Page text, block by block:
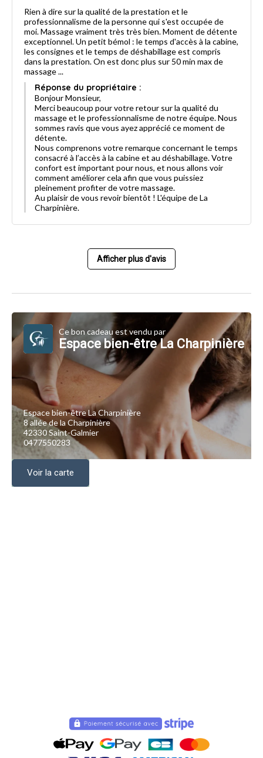
Rien à dire sur la qualité de la prestation et le
professionnalisme de la personne qui s'est occupée de
moi. Massage vraiment très très bien. Moment de détente
exceptionnel. Un petit bémol : le temps d'accès à la cabine,
les consignes et le temps de déshabillage est compris
dans la prestation. On est donc plus sur 50 min max de
massage ...
Réponse du propriétaire :
Bonjour Monsieur,
Merci beaucoup pour votre retour sur la qualité du
massage et le professionnalisme de notre équipe. Nous
sommes ravis que vous ayez apprécié ce moment de
détente.
Nous comprenons votre remarque concernant le temps
consacré à l’accès à la cabine et au déshabillage. Votre
confort est important pour nous, et nous allons voir
comment améliorer cela afin que vous puissiez
pleinement profiter de votre massage.
Au plaisir de vous revoir bientôt ! L'équipe de La
Charpinière.
Afficher plus d'avis
Ce bon cadeau est vendu par
Espace bien-être La Charpinière
Espace bien-être La Charpinière
8 allée de la Charpinière
42330 Saint-Galmier
0477550283
Voir la carte